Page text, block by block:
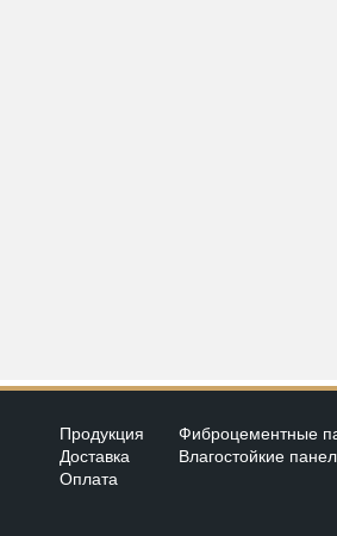
Продукция
Доставка
Оплата
Фиброцементные
Влагостойкие